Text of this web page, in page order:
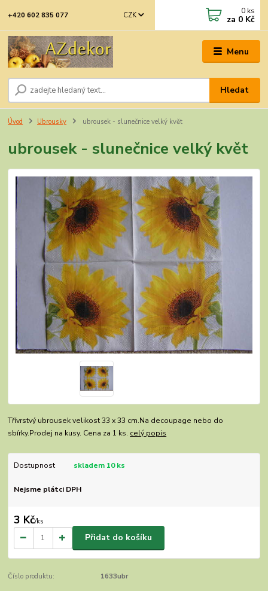
Menu
CZK
Hledat
+420 602 835 077 0 ks
za 0 Kč
Úvod Ubrousky ubrousek - slunečnice velký květ
ubrousek - slunečnice velký květ
Třívrstvý ubrousek velikost 33 x 33 cm.Na decoupage nebo do
sbírky.Prodej na kusy. Cena za 1 ks. celý popis
Dostupnost skladem 10 ks
Nejsme plátci DPH
3 Kč/ks
Přidat do košíku
Číslo produktu: 1633ubr